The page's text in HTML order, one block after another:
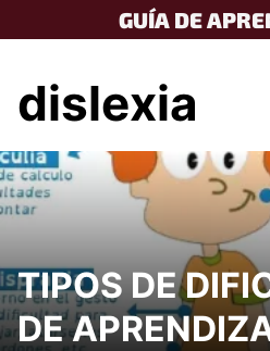
to
GUÍA DE
dislexia
TIPOS DE
DE